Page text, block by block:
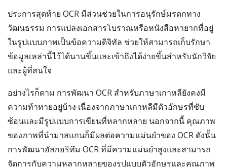
ประการสุดท้าย OCR มีส่วนช่วยในการอนุรักษ์มรดกทาง
วัฒนธรรม การแปลงเอกสารโบราณหรือหนังสือหายากที่อยู่
ในรูปแบบภาพเป็นข้อความดิจิทัล ช่วยให้สามารถเก็บรักษา
ข้อมูลเหล่านี้ไว้ได้นานขึ้นและเข้าถึงได้ง่ายขึ้นสำหรับนักวิจัย
และผู้ที่สนใจ
อย่างไรก็ตาม การพัฒนา OCR สำหรับภาษาเกาหลียังคงมี
ความท้าทายอยู่บ้าง เนื่องจากภาษาเกาหลีมีตัวอักษรที่ซับ
ซ้อนและมีรูปแบบการเขียนที่หลากหลาย นอกจากนี้ คุณภาพ
ของภาพที่นำมาสแกนก็มีผลต่อความแม่นยำของ OCR ดังนั้น
การพัฒนาอัลกอริทึม OCR ที่มีความแม่นยำสูงและสามารถ
จัดการกับความหลากหลายของรูปแบบตัวอักษรและคุณภาพ